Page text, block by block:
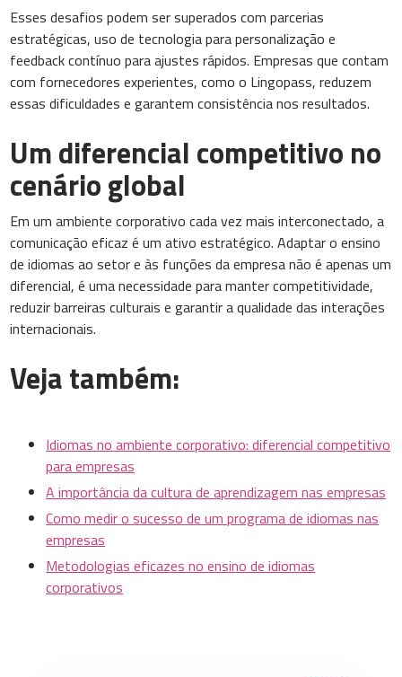
Esses desafios podem ser superados com parcerias
estratégicas, uso de tecnologia para personalização e
feedback contínuo para ajustes rápidos. Empresas que contam
com fornecedores experientes, como o Lingopass, reduzem
essas dificuldades e garantem consistência nos resultados.
Um diferencial competitivo no
cenário global
Em um ambiente corporativo cada vez mais interconectado, a
comunicação eficaz é um ativo estratégico. Adaptar o ensino
de idiomas ao setor e às funções da empresa não é apenas um
diferencial, é uma necessidade para manter competitividade,
reduzir barreiras culturais e garantir a qualidade das interações
internacionais.
Veja também:
Idiomas no ambiente corporativo: diferencial competitivo
para empresas
A importância da cultura de aprendizagem nas empresas
Como medir o sucesso de um programa de idiomas nas
empresas
Metodologias eficazes no ensino de idiomas
corporativos